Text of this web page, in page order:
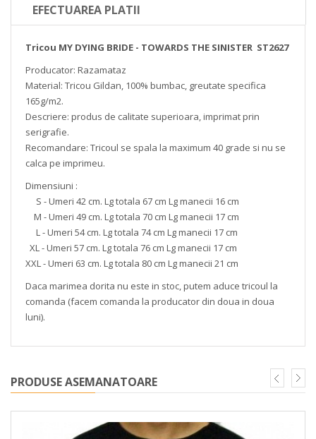
EFECTUAREA PLATII
Tricou MY DYING BRIDE - TOWARDS THE SINISTER ST2627
Producator: Razamataz
Material: Tricou Gildan, 100% bumbac, greutate specifica
165g/m2.
Descriere: produs de calitate superioara, imprimat prin
serigrafie.
Recomandare: Tricoul se spala la maximum 40 grade si nu se
calca pe imprimeu.
Dimensiuni :
S - Umeri 42 cm. Lg totala 67 cm Lg manecii 16 cm
M - Umeri 49 cm. Lg totala 70 cm Lg manecii 17 cm
L - Umeri 54 cm. Lg totala 74 cm Lg manecii 17 cm
XL - Umeri 57 cm. Lg totala 76 cm Lg manecii 17 cm
XXL - Umeri 63 cm. Lg totala 80 cm Lg manecii 21 cm
Daca marimea dorita nu este in stoc, putem aduce tricoul la
comanda (facem comanda la producator din doua in doua
luni).
PRODUSE ASEMANATOARE